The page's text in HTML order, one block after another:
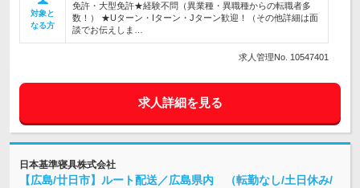
対象と
なる方
免許・大型免許★経験不問（異業種・異職種からの転職者多
数！） ★Uターン・Iターン・Jターン歓迎！（その他詳細は面
談でお伝えしま…
求人管理No. 10547401
求人詳細を見る
日本基準寝具株式会社
【広島/廿日市】ルート配送／広島県内 （転勤なし/土日休み/